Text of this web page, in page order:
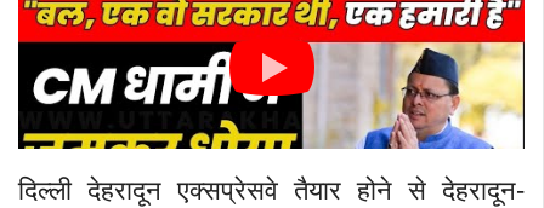
दिल्ली देहरादून एक्सप्रेसवे तैयार होने से देहरादून-